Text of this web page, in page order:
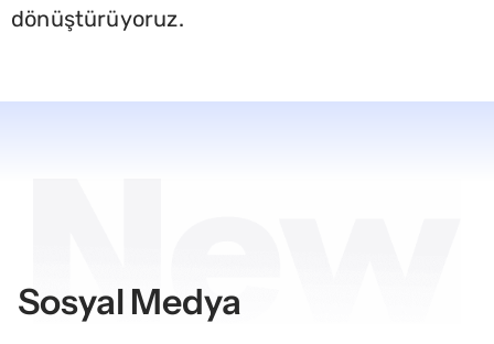
dönüştürüyoruz.
Sosyal Medya